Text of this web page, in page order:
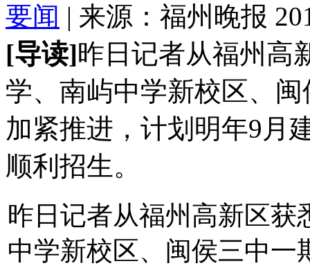
要闻 | 来源：福州晚报
[导读]昨日记者从福州高
学、南屿中学新校区、
加紧推进，计划明年9月
顺利招生。
昨日记者从福州高新区获
中学新校区、闽侯三中一